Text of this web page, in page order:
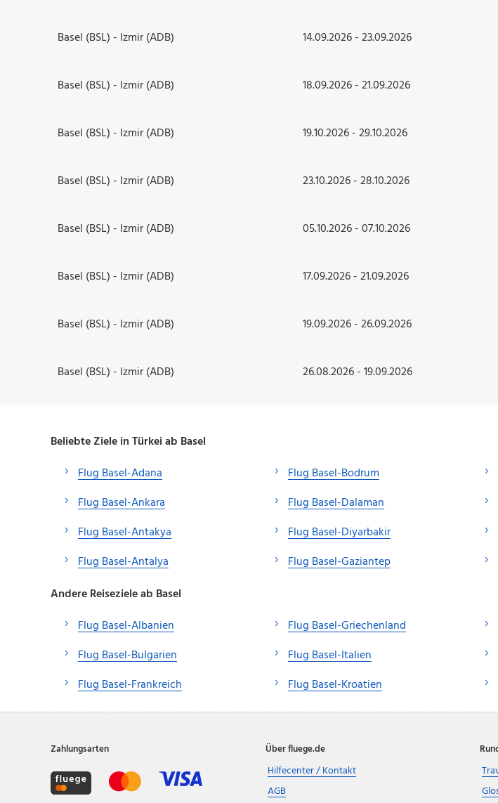
Basel (BSL) - Izmir (ADB) 14.09.2026 - 23.09.2026
Basel (BSL) - Izmir (ADB) 18.09.2026 - 21.09.2026
Basel (BSL) - Izmir (ADB) 19.10.2026 - 29.10.2026
Basel (BSL) - Izmir (ADB) 23.10.2026 - 28.10.2026
Basel (BSL) - Izmir (ADB) 05.10.2026 - 07.10.2026
Basel (BSL) - Izmir (ADB) 17.09.2026 - 21.09.2026
Basel (BSL) - Izmir (ADB) 19.09.2026 - 26.09.2026
Basel (BSL) - Izmir (ADB) 26.08.2026 - 19.09.2026
Beliebte Ziele in Türkei ab Basel
Flug Basel-Adana
Flug Basel-Ankara
Flug Basel-Antakya
Flug Basel-Antalya
Flug Basel-Bodrum
Flug Basel-Dalaman
Flug Basel-Diyarbakir
Flug Basel-Gaziantep
Andere Reiseziele ab Basel
Flug Basel-Albanien
Flug Basel-Bulgarien
Flug Basel-Frankreich
Flug Basel-Griechenland
Flug Basel-Italien
Flug Basel-Kroatien